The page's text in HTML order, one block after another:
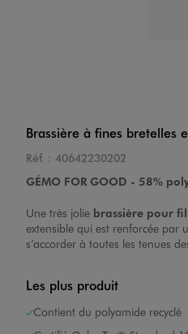
Brassière à fines bretelles
Réf. : 40642230202
GÉMO FOR GOOD - 58%
Une très jolie brassière pour
extensible qui est renforcée par
s’accorder à toutes les tenues
Les plus produit
Contient du polyamide recyclé